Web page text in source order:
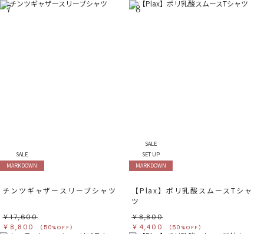
7
SALE
MARKDOWN
チンツギャザースリーブシャツ
￥17,600
￥8,800
（50%OFF）
8
SALE
SET UP
MARKDOWN
【Plax】ポリ乳酸スムースTシャ
ツ
￥8,800
￥4,400
（50%OFF）